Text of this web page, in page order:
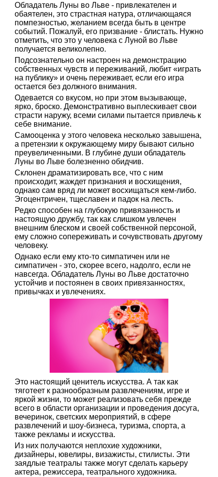
Обладатель Луны во Льве - привлекателен и
обаятелен, это страстная натура, отличающаяся
помпезностью, желанием всегда быть в центре
событий. Пожалуй, его призвание - блистать. Нужно
отметить, что это у человека с Луной во Льве
получается великолепно.
Подсознательно он настроен на демонстрацию
собственных чувств и переживаний, любит «играть
на публику» и очень переживает, если его игра
остается без должного внимания.
Одевается со вкусом, но при этом вызывающе,
ярко, броско. Демонстративно выплескивает свои
страсти наружу, всеми силами пытается привлечь к
себе внимание.
Самооценка у этого человека несколько завышена,
а претензии к окружающему миру бывают сильно
преувеличенными. В глубине души обладатель
Луны во Льве болезненно обидчив.
Склонен драматизировать все, что с ним
происходит, жаждет признания и восхищения,
однако сам вряд ли может восхищаться кем-либо.
Эгоцентричен, тщеславен и падок на лесть.
Редко способен на глубокую привязанность и
настоящую дружбу, так как слишком увлечен
внешним блеском и своей собственной персоной,
ему сложно сопереживать и сочувствовать другому
человеку.
Однако если ему кто-то симпатичен или не
симпатичен - это, скорее всего, надолго, если не
навсегда. Обладатель Луны во Льве достаточно
устойчив и постоянен в своих привязанностях,
привычках и увлечениях.
Это настоящий ценитель искусства. А так как
тяготеет к разнообразным развлечениям, игре и
яркой жизни, то может реализовать себя прежде
всего в области организации и проведения досуга,
вечеринок, светских мероприятий, в сфере
развлечений и шоу-бизнеса, туризма, спорта, а
также рекламы и искусства.
Из них получаются неплохие художники,
дизайнеры, ювелиры, визажисты, стилисты. Эти
заядлые театралы также могут сделать карьеру
актера, режиссера, театрального художника.